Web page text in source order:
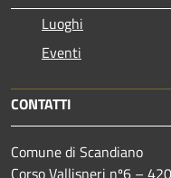
Luoghi
Eventi
CONTATTI
Comune di Scandiano
Corso Vallisneri nº6 –